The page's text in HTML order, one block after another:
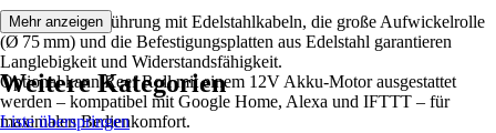
Die stabile Seilführung mit Edelstahlkabeln, die große Aufwickelrolle
(Ø 75 mm) und die Befestigungsplatten aus Edelstahl garantieren
Langlebigkeit und Widerstandsfähigkeit.
Optional kann Reef Roll mit einem 12V Akku-Motor ausgestattet
werden – kompatibel mit Google Home, Alexa und IFTTT – für
maximalen Bedienkomfort.
Mehr anzeigen
Weitere Kategorien
Liste überspringen